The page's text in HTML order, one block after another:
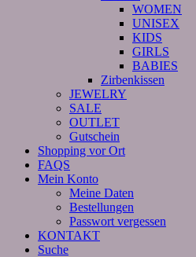
WOMEN
UNISEX
KIDS
GIRLS
BABIES
Zirbenkissen
JEWELRY
SALE
OUTLET
Gutschein
Shopping vor Ort
FAQS
Mein Konto
Meine Daten
Bestellungen
Passwort vergessen
KONTAKT
Suche